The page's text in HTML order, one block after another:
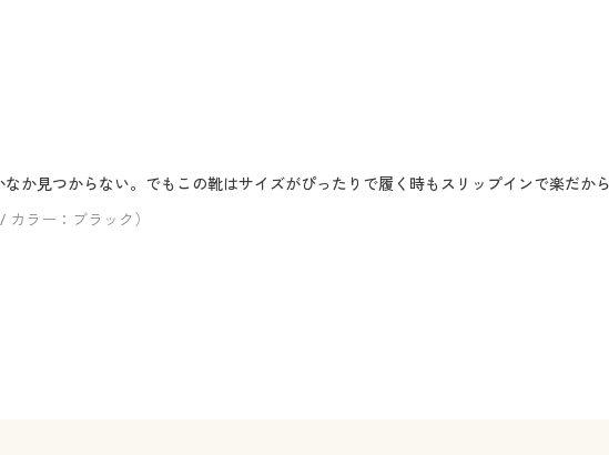
か見つからない。でもこの靴はサイズがぴったりで履く時もスリップインで楽だか
ラー：ブラック）